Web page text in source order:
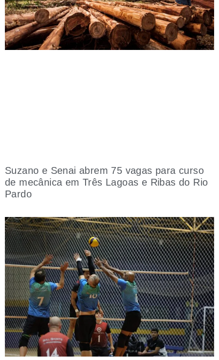
Suzano e Senai abrem 75 vagas para curso
de mecânica em Três Lagoas e Ribas do Rio
Pardo